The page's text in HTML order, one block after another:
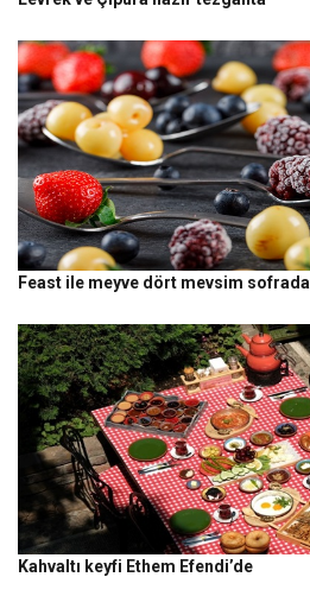
Feast ile meyve dört mevsim sofrada
Kahvaltı keyfi Ethem Efendi’de